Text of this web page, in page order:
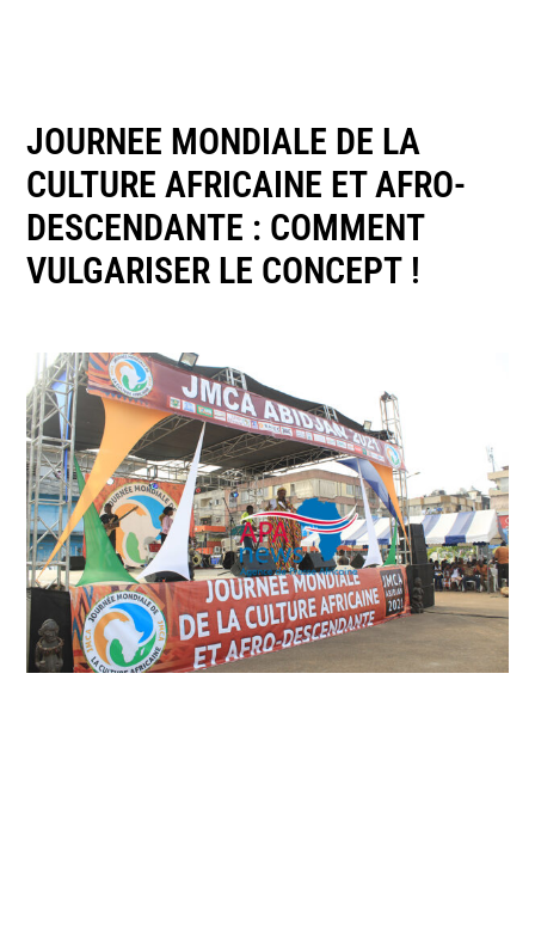
JOURNEE MONDIALE DE LA
CULTURE AFRICAINE ET AFRO-
DESCENDANTE : COMMENT
VULGARISER LE CONCEPT !